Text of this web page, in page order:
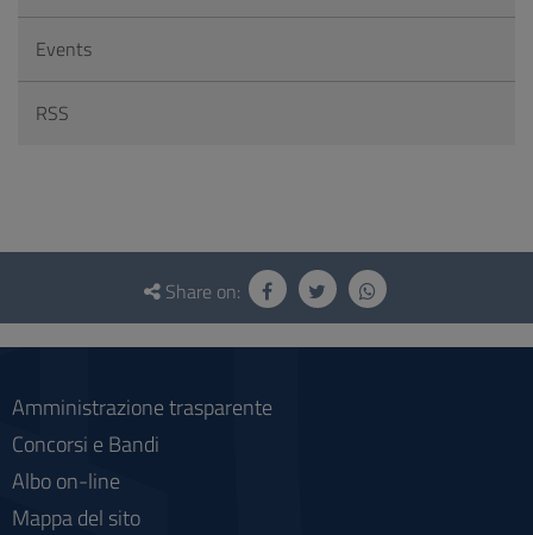
Events
RSS
Questionnaire
social
Share on:
Amministrazione trasparente
Concorsi e Bandi
Albo on-line
Mappa del sito